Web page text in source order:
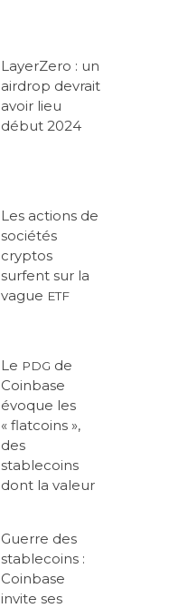
LayerZero : un
airdrop devrait
avoir lieu
début 2024
Les actions de
sociétés
cryptos
surfent sur la
vague ETF
Le PDG de
Coinbase
évoque les
« flatcoins »,
des
stablecoins
dont la valeur
Guerre des
stablecoins :
Coinbase
invite ses